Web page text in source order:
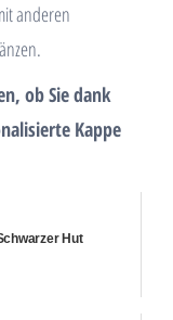
anderen
ob Sie dank
Kappe
Hut